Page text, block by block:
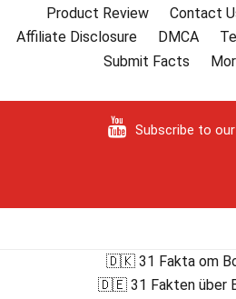
Product Review
Contact
Affiliate Disclosure
DMCA
Submit Facts
Subscribe to
🇩🇰 31 Fakta om
🇩🇪 31 Fakten über